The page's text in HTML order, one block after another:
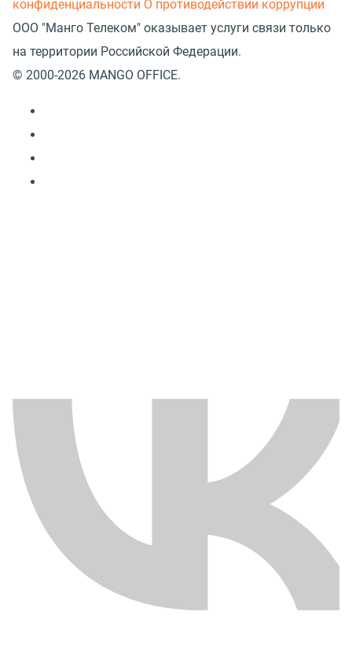
конфиденциальности О противодействии коррупции
ООО "Манго Телеком" оказывает услуги связи только
на территории Российской Федерации.
© 2000-2026 MANGO OFFICE.